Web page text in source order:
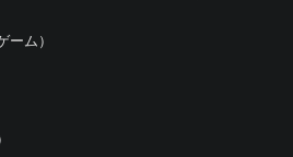
ーム）